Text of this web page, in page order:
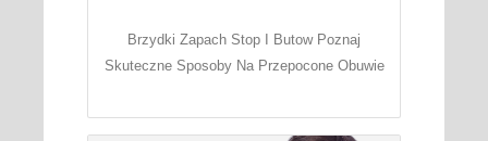
Brzydki Zapach Stop I Butow Poznaj
Skuteczne Sposoby Na Przepocone Obuwie